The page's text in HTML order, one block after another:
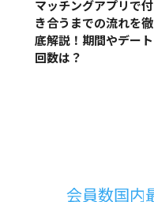
マッチングアプリで付
き合うまでの流れを徹
底解説！期間やデート
回数は？